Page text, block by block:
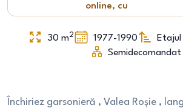
online, cu
30 m2 1977-1990 Etajul
Semidecomandat
Închiriez garsonieră , Valea Roșie ,